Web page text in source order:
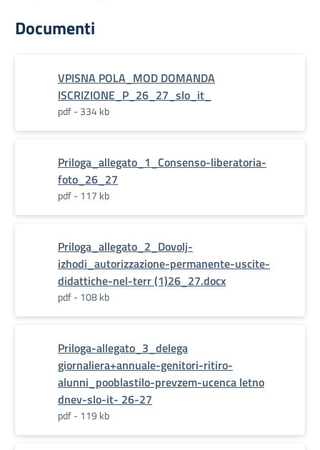
Documenti
VPISNA POLA_MOD DOMANDA
ISCRIZIONE_P_26_27_slo_it_
pdf - 334 kb
Priloga_allegato_1_Consenso-liberatoria-
foto_26_27
pdf - 117 kb
Priloga_allegato_2_Dovolj-
izhodi_autorizzazione-permanente-uscite-
didattiche-nel-terr (1)26_27.docx
pdf - 108 kb
Priloga-allegato_3_delega
giornaliera+annuale-genitori-ritiro-
alunni_pooblastilo-prevzem-ucenca letno
dnev-slo-it- 26-27
pdf - 119 kb